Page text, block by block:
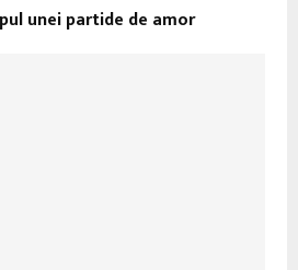
unei partide de amor